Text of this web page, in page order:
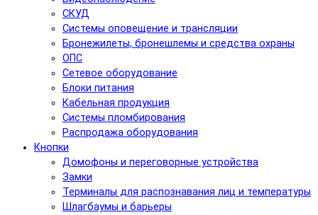
СКУД
Системы оповещение и трансляции
Бронежилеты, бронешлемы и средства охраны
ОПС
Сетевое оборудование
Блоки питания
Кабельная продукция
Системы пломбирования
Распродажа оборудования
Кнопки
Домофоны и переговорные устройства
Замки
Терминалы для распознавания лиц и температуры
Шлагбаумы и барьеры